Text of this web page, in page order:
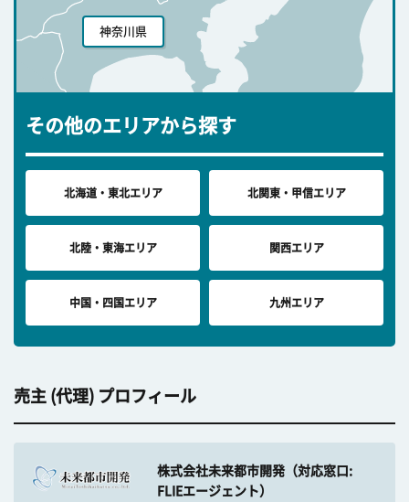
神奈川県
その他のエリアから探す
北海道・東北エリア 北関東・甲信エリア
北陸・東海エリア 関西エリア
中国・四国エリア 九州エリア
売主 (代理) プロフィール
株式会社未来都市開発（対応窓口:
FLIEエージェント）